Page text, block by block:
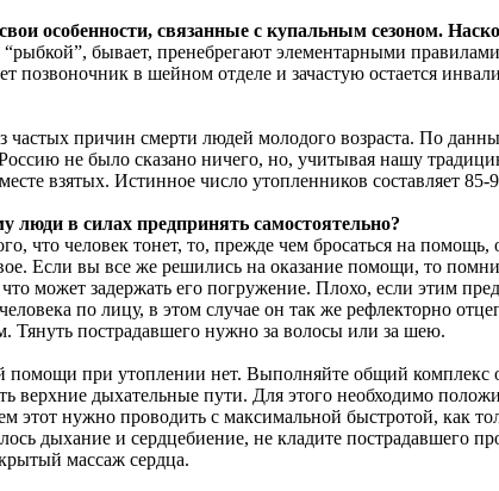
особенности, связанные с купальным сезоном.
бывает, пренебрегают элементарными
позвоночник в шейном отделе и зачастую остается
частых причин смерти людей молодого возраста. По
не было сказано ничего, но, учитывая нашу
взятых. Истинное число утопленников составляет 85-
в силах предпринять самостоятельно?
что человек тонет, то, прежде чем бросаться на
Если вы все же решились на оказание помощи, то
что может задержать его погружение. Плохо, если этим
по лицу, в этом случае он так же рефлекторно
Тянуть пострадавшего нужно за волосы или за шею.
помощи при утоплении нет. Выполняйте общий комплекс
верхние дыхательные пути. Для этого необходимо
этот нужно проводить с максимальной быстротой, как
дыхание и сердцебиение, не кладите пострадавшего
массаж сердца.